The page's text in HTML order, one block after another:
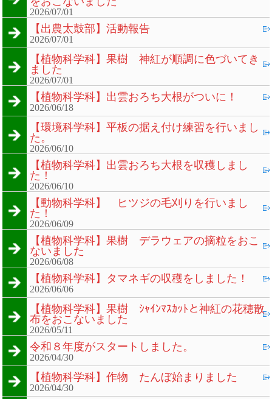
2026/07/01
【出農太鼓部】活動報告
2026/07/01
【植物科学科】果樹 神紅が順調に色づいてき
ました
2026/07/01
【植物科学科】出雲おろち大根がついに！
2026/06/18
【環境科学科】平板の据え付け練習を行いまし
た。
2026/06/10
【植物科学科】出雲おろち大根を収穫しまし
た！
2026/06/10
【動物科学科】 ヒツジの毛刈りを行いまし
た！
2026/06/09
【植物科学科】果樹 デラウェアの摘粒をおこ
ないました
2026/06/08
【植物科学科】タマネギの収穫をしました！
2026/06/06
【植物科学科】果樹 ｼｬｲﾝﾏｽｶｯﾄと神紅の花穂散
布をおこないました
2026/05/11
令和８年度がスタートしました。
2026/04/30
【植物科学科】作物 たんぼ始まりました
2026/04/30